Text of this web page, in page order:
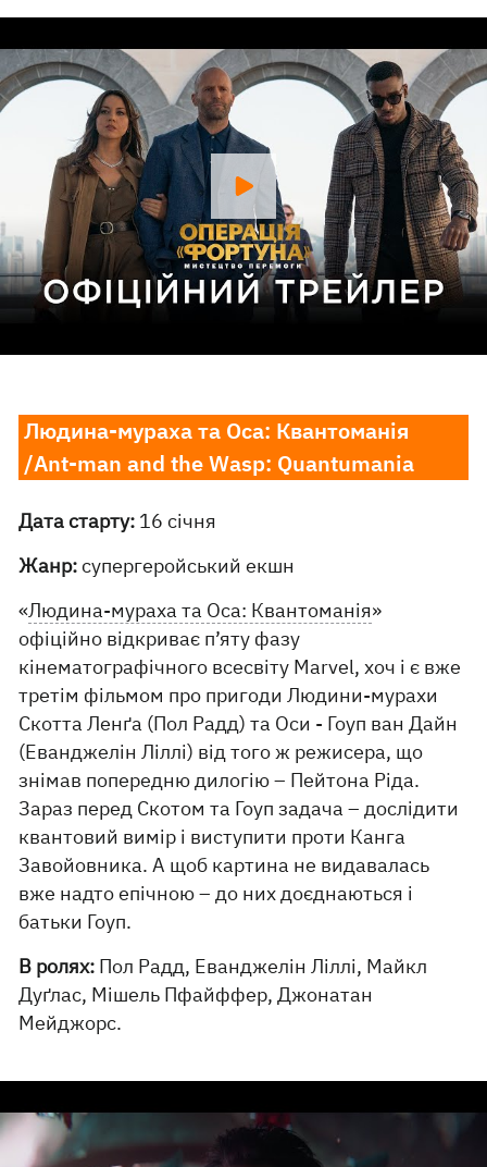
Людина-мураха та Оса: Квантоманія
/Ant-man and the Wasp: Quantumania
Дата старту: 16 січня
Жанр:супергеройський екшн
«Людина-мураха та Оса: Квантоманія»
офіційно відкриває п’яту фазу
кінематографічного всесвіту Marvel, хоч і є вже
третім фільмом про пригоди Людини-мурахи
Скотта Ленґа (Пол Радд) та Оси - Гоуп ван Дайн
(Еванджелін Ліллі) від того ж режисера, що
знімав попередню дилогію – Пейтона Ріда.
Зараз перед Скотом та Гоуп задача – дослідити
квантовий вимір і виступити проти Канга
Завойовника. А щоб картина не видавалась
вже надто епічною – до них доєднаються і
батьки Гоуп.
В ролях: Пол Радд, Еванджелін Ліллі, Майкл
Дуґлас, Мішель Пфайффер, Джонатан
Мейджорс.